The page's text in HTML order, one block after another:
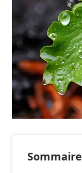
Sommaire